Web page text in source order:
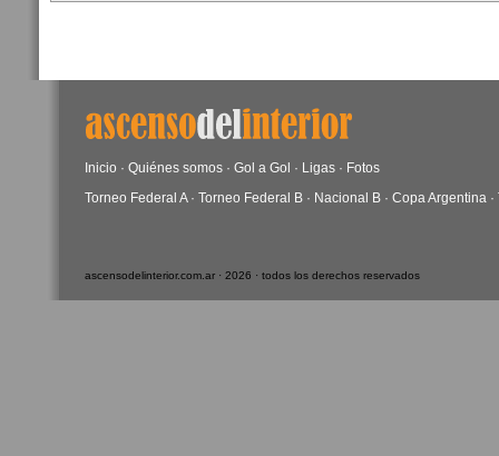
Inicio · Quiénes somos · Gol a Gol · Ligas · Fotos
Torneo Federal A· Torneo Federal B · Nacional B · Copa Argentina ·
ascensodelinterior.com.ar · 2026 · todos los derechos reservados